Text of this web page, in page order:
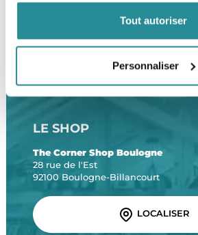
Tout autoriser
Personnaliser
Une équipe de passionnés
À
LE SHOP
The Corner Shop Boulogne
28 rue de l'Est
92100 Boulogne-Billancourt
LOCALISER